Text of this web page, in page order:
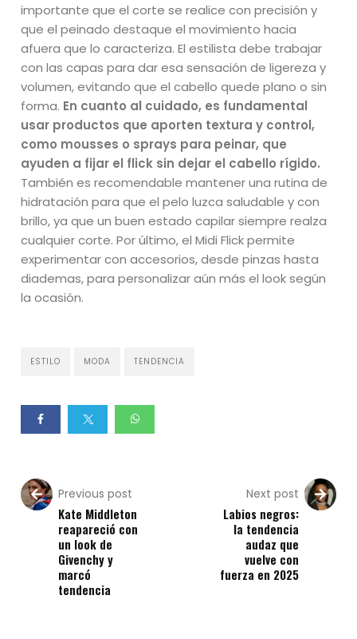
importante que el corte se realice con precisión y
que el peinado destaque el movimiento hacia
afuera que lo caracteriza. El estilista debe trabajar
con las capas para dar esa sensación de ligereza y
volumen, evitando que el cabello quede plano o sin
forma. En cuanto al cuidado, es fundamental
usar productos que aporten textura y control,
como mousses o sprays para peinar, que
ayuden a fijar el flick sin dejar el cabello rígido.
También es recomendable mantener una rutina de
hidratación para que el pelo luzca saludable y con
brillo, ya que un buen estado capilar siempre realza
cualquier corte. Por último, el Midi Flick permite
experimentar con accesorios, desde pinzas hasta
diademas, para personalizar aún más el look según
la ocasión.
ESTILO MODA TENDENCIA
Previous post
Kate Middleton
reapareció con
un look de
Givenchy y
marcó
tendencia
Next post
Labios negros:
la tendencia
audaz que
vuelve con
fuerza en 2025